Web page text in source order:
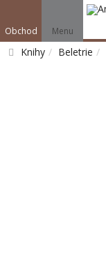
Obchod Menu
Knihy Beletrie